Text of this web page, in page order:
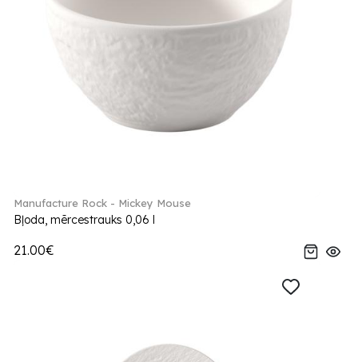
Manufacture Rock - Mickey Mouse
Bļoda, mērcestrauks 0,06 l
21.00€